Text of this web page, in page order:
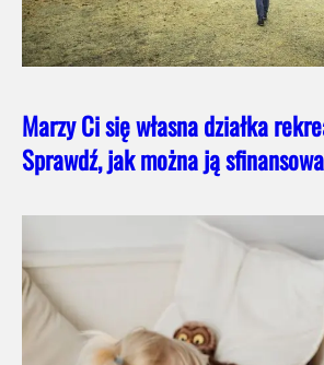
Marzy Ci się własna działka
Sprawdź, jak można ją